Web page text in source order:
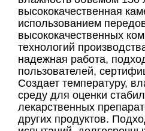
XCH-150SD
XCH-250SD
XCH-400SD
XCH-500SD
высококачественная
использованием
высококачественных
технологий
надежная работа,
пользователей,
Создает температуру,
среду для оценки
лекарственных
других продуктов.